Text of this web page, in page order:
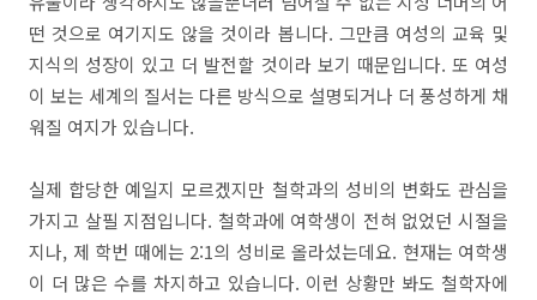
떤 것으로 여기지도 않을 것이라 봅니다. 그만큼 여성의 교육 및
지식의 성장이 있고 더 발전할 것이라 보기 때문입니다. 또 여성
이 보는 세계의 질서는 다른 방식으로 설명되거나 더 풍성하게 채
워질 여지가 있습니다.
실제 합당한 예일지 모르겠지만 철학과의 성비의 변화도 관심을
가지고 살필 지점입니다. 철학과에 여학생이 전혀 없었던 시절을
지나, 제 학번 때에는 2:1의 성비로 올라섰는데요. 현재는 여학생
이 더 많은 수를 차지하고 있습니다. 이런 상황만 봐도 철학자에